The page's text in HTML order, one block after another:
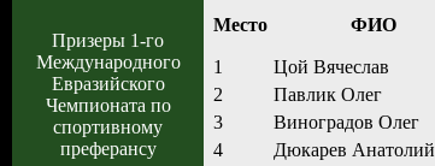
Призеры 1-го
Международного
Евразийского
Чемпионата по
спортивному
преферансу
Место ФИО
1
Цой Вячеслав
2
Павлик Олег
3
Виноградов Олег
4
Дюкарев Анатолий